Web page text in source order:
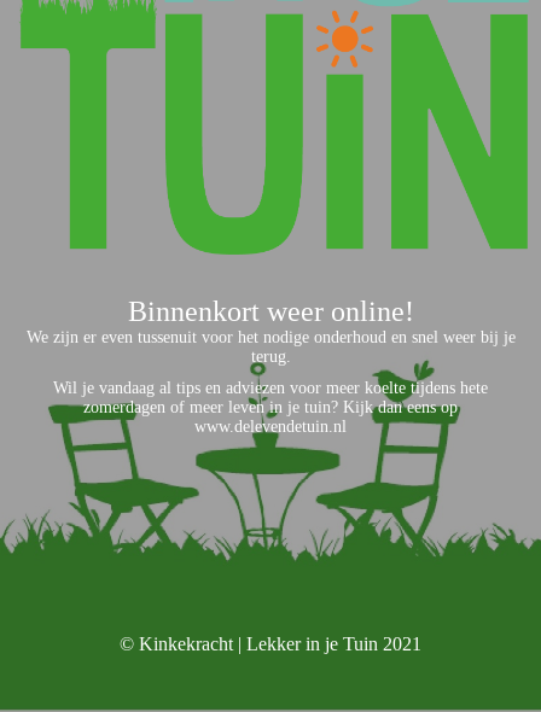
Binnenkort weer online!
We zijn er even tussenuit voor het nodige onderhoud en snel weer bij je
terug.
Wil je vandaag al tips en adviezen voor meer koelte tijdens hete
zomerdagen of meer leven in je tuin? Kijk dan eens op
www.delevendetuin.nl
© Kinkekracht | Lekker in je Tuin 2021